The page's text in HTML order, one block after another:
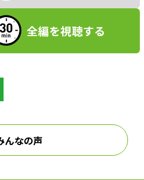
i
e
全編を視聴する
んなの声